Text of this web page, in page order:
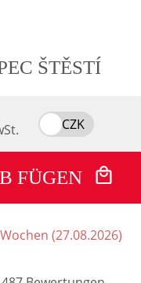
ŠTĚSTÍ
CZK
FÜGEN
(27.08.2026)